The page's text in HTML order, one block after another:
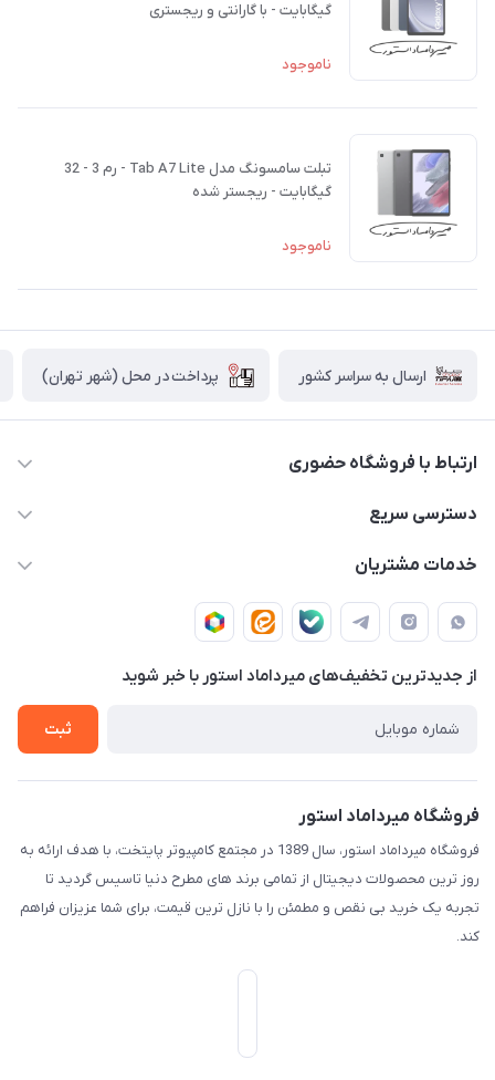
گیگابایت - با گارانتی و ریجستری
ناموجود
تبلت سامسونگ مدل Tab A7 Lite - رم 3 - 32
گیگابایت - ریجستر شده
ناموجود
ارسال به سراسر کشور پرداخت در محل (شهر تهران)
ارتباط با فروشگاه حضوری
02188874370 - 02188874371
پایتخت - طبقه اول - واحد 172
دسترسی سریع
صـفـحـه اصـلـی
دربـاره مـیـردامـاد اسـتـور
خدمات مشتریان
قـوانـیـن و مـقـررات
روش هـای پـرداخـت
تـیـکـت بـه پـشـتـیـبـانـی
از جدید‌ترین تخفیف‌های میرداماد استور با‌ خبر شوید
ثبت
فروشگاه میرداماد استور
فروشگاه میرداماد استور، سال 1389 در مجتمع کامپیوتر پایتخت، با هدف ارائه به
روز ترین محصولات دیجیتال از تمامی برند های مطرح دنیا تاسیس گردید تا
تجربه یک خرید بی نقص و مطمئن را با نازل ترین قیمت، برای شما عزیزان فراهم
کند.